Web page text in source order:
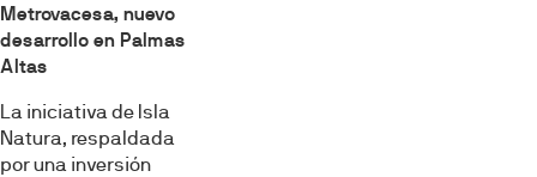
Metrovacesa, nuevo
desarrollo en Palmas
Altas
La iniciativa de Isla
Natura, respaldada
por una inversión